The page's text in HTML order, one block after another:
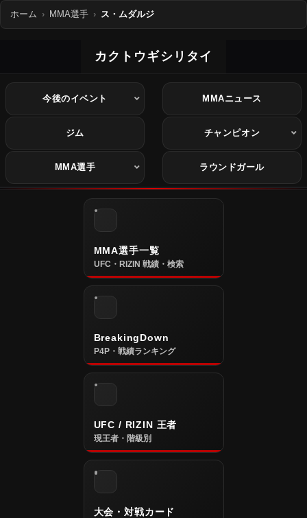
ホーム MMA選手 ス・ムダルジ
カクトウギシリタイ
今後のイベント MMAニュース
ジム チャンピオン
MMA選手 ラウンドガール
MMA選手一覧
UFC・RIZIN 戦績・検索
BreakingDown
P4P・戦績ランキング
UFC / RIZIN 王者
現王者・階級別
大会・対戦カード